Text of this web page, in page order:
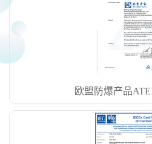
欧盟防爆产品